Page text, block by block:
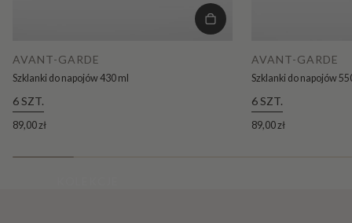
AVANT-GARDE
Szklanki do napojów 430 ml
6 SZT.
89,00 zł
AVANT-GARDE
Szklanki do napojów
6 SZT.
89,00 zł